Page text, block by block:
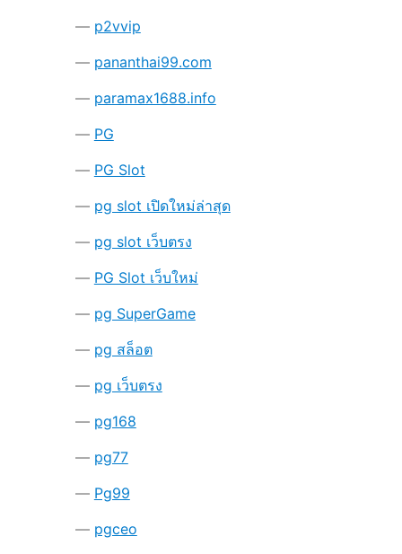
p2vvip
pananthai99.com
paramax1688.info
PG
PG Slot
pg slot เปิดใหม่ล่าสุด
pg slot เว็บตรง
PG Slot เว็บใหม่
pg SuperGame
pg สล็อต
pg เว็บตรง
pg168
pg77
Pg99
pgceo